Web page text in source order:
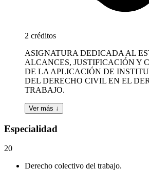
2 créditos
ASIGNATURA DEDICADA AL
ALCANCES, JUSTIFICACIÓN Y
DE LA APLICACIÓN DE
DEL DERECHO CIVIL EN EL
TRABAJO.
Ver más ↓
Especialidad
20
Derecho colectivo del trabajo.